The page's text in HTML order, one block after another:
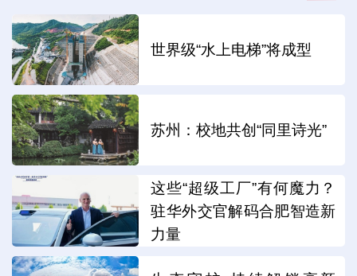
世界级“水上电梯”将成型
苏州：校地共创“同里诗光”
这些“超级工厂”有何魔力？
驻华外交官解码合肥智造新
力量